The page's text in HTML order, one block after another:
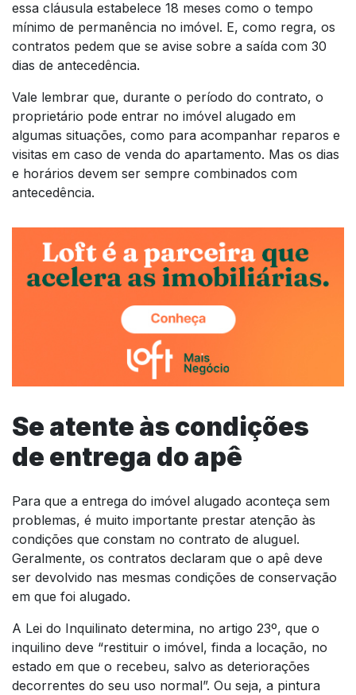
essa cláusula estabelece 18 meses como o tempo
mínimo de permanência no imóvel. E, como regra, os
contratos pedem que se avise sobre a saída com 30
dias de antecedência.
Vale lembrar que, durante o período do contrato, o
proprietário pode entrar no imóvel alugado em
algumas situações, como para acompanhar reparos e
visitas em caso de venda do apartamento. Mas os dias
e horários devem ser sempre combinados com
antecedência.
Se atente às condições
de entrega do apê
Para que a entrega do imóvel alugado aconteça sem
problemas, é muito importante prestar atenção às
condições que constam no contrato de aluguel.
Geralmente, os contratos declaram que o apê deve
ser devolvido nas mesmas condições de conservação
em que foi alugado.
A Lei do Inquilinato determina, no artigo 23º, que o
inquilino deve “restituir o imóvel, finda a locação, no
estado em que o recebeu, salvo as deteriorações
decorrentes do seu uso normal”. Ou seja, a pintura